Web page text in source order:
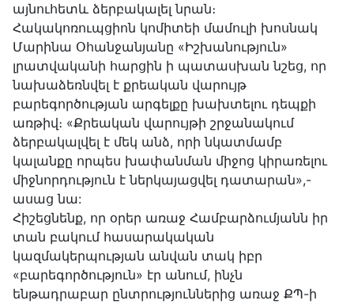
այնուհետև ձերբակալել նրան։
Հակակոռուպցիոն կոմիտեի մամուլի խոսնակ
Մարինա Օհանջանյանը «Իշխանություն»
լրատվականի հարցին ի պատասխան նշեց, որ
նախաձեռնվել է քրեական վարույթ
բարեգործության արգելքը խախտելու դեպքի
առթիվ։ «Քրեական վարույթի շրջանակում
ձերբակալվել է մեկ անձ, որի նկատմամբ
կալանքը որպես խափանման միջոց կիրառելու
միջնորդություն է ներկայացվել դատարան»,-
ասաց նա:
Հիշեցնենք, որ օրեր առաջ Համբարձումյանն իր
տան բակում հասարակական
կազմակերպության անվան տակ իբր
«բարեգործություն» էր անում, ինչն
ենթադրաբար ընտրություններից առաջ ՔՊ-ի